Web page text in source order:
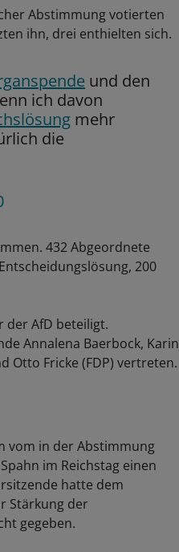
Abstimmung votierten
ihn, drei enthielten sich.
und den
ich davon
mehr
die
432 Abgeordnete
200
der AfD beteiligt.
Annalena Baerbock, Karin
Otto Fricke (FDP) vertreten.
vom in der Abstimmung
im Reichstag einen
hatte dem
Stärkung der
gegeben.